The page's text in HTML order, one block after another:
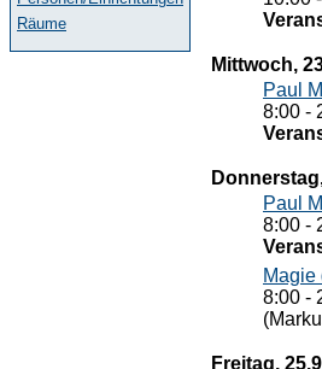
Räume
Mittwoch,
Paul
8:00 -
Paul
8:00 -
Magie
8:00 -
Freitag,